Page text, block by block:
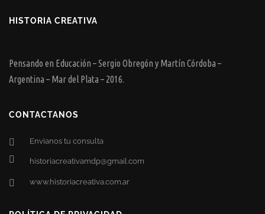
HISTORIA CREATIVA
Pensando en Educación – Sergio Obregón y Martín Córdoba –
Argentina – Mar del Plata – 2016.
CONTACTANOS
Envianos tu consulta
historiacreativamdp@gmail.com
www.historiacreativa.com.ar